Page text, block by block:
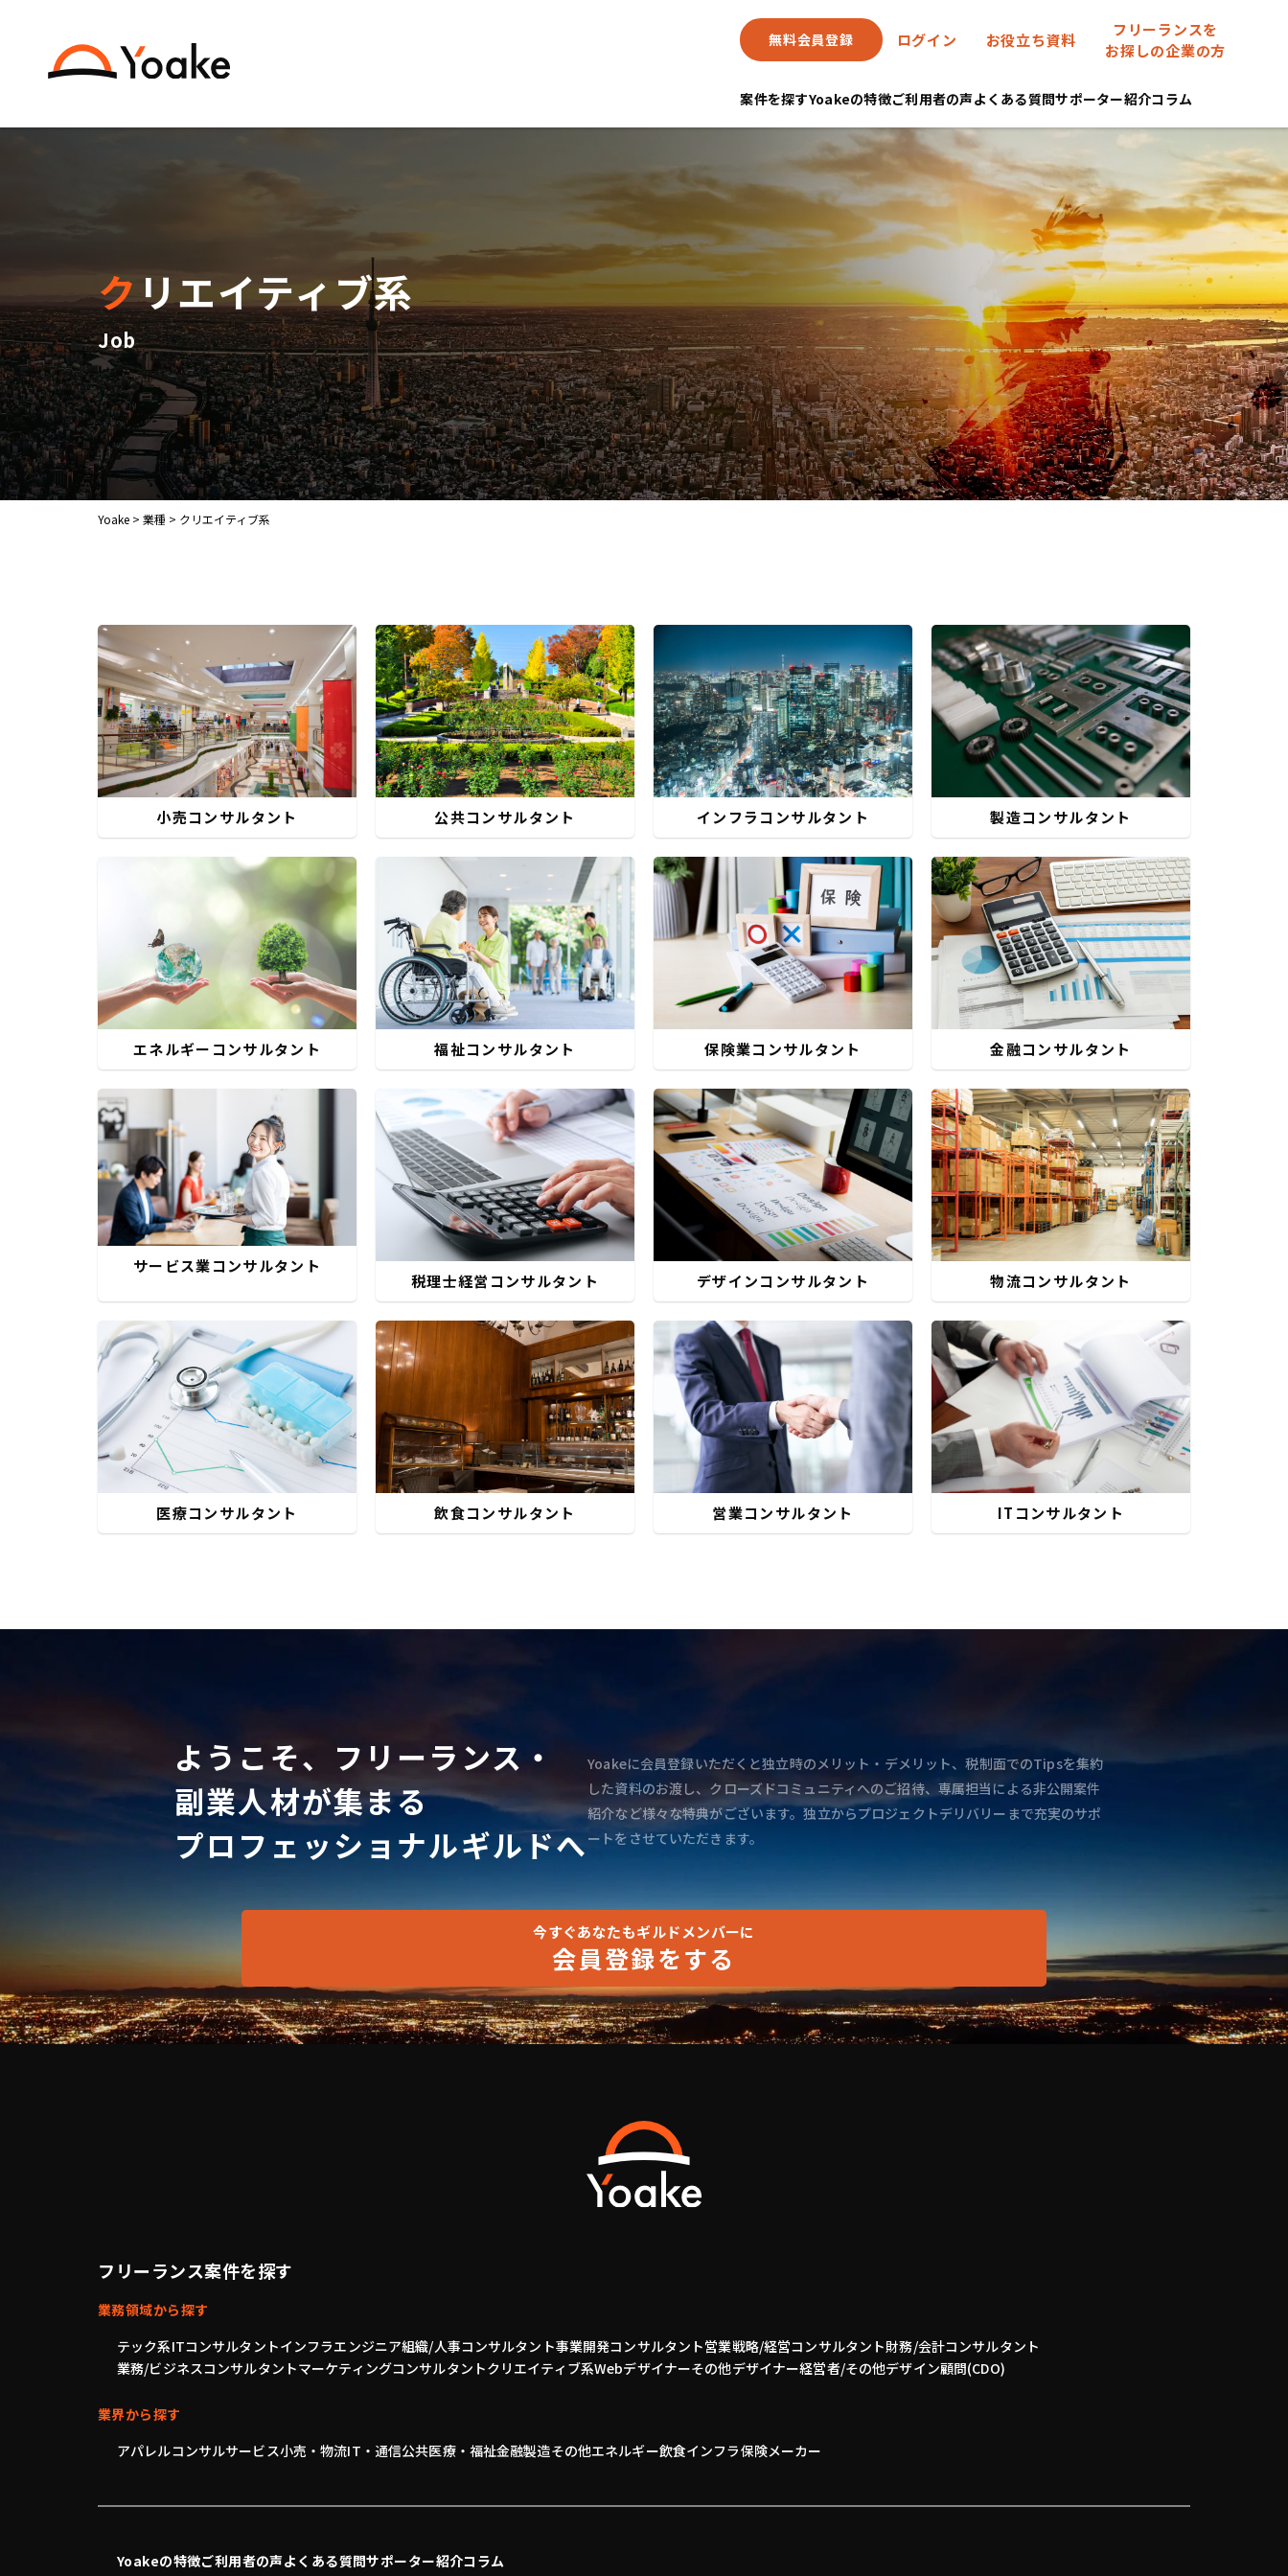
無料会員登録 ログイン お役立ち資料
フリーランスを
お探しの企業の方
案件を探すYoakeの特徴ご利用者の声よくある質問サポーター紹介コラム
クリエイティブ系
Job
Yoake > 業種 > クリエイティブ系
小売コンサルタント 公共コンサルタント インフラコンサルタント 製造コンサルタント
エネルギーコンサルタント 福祉コンサルタント 保険業コンサルタント 金融コンサルタント
サービス業コンサルタント
税理士経営コンサルタント デザインコンサルタント 物流コンサルタント
医療コンサルタント 飲食コンサルタント 営業コンサルタント ITコンサルタント
ようこそ、フリーランス・
副業人材が集まる
プロフェッショナルギルドへ
Yoakeに会員登録いただくと独立時のメリット・デメリット、税制面でのTipsを集約
した資料のお渡し、クローズドコミュニティへのご招待、専属担当による非公開案件
紹介など様々な特典がございます。独立からプロジェクトデリバリーまで充実のサポ
ートをさせていただきます。
今すぐあなたもギルドメンバーに
会員登録をする
フリーランス案件を探す
業務領域から探す
テック系ITコンサルタントインフラエンジニア組織/人事コンサルタント事業開発コンサルタント営業戦略/経営コンサルタント財務/会計コンサルタント
業務/ビジネスコンサルタントマーケティングコンサルタントクリエイティブ系Webデザイナーその他デザイナー経営者/その他デザイン顧問(CDO)
業界から探す
アパレルコンサルサービス小売・物流IT・通信公共医療・福祉金融製造その他エネルギー飲食インフラ保険メーカー
Yoakeの特徴ご利用者の声よくある質問サポーター紹介コラム